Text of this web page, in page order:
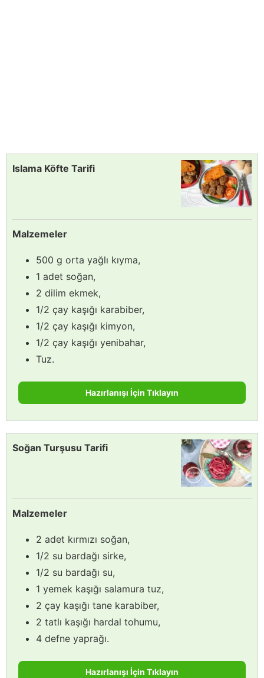
Islama Köfte Tarifi
Malzemeler
500 g orta yağlı kıyma,
1 adet soğan,
2 dilim ekmek,
1/2 çay kaşığı karabiber,
1/2 çay kaşığı kimyon,
1/2 çay kaşığı yenibahar,
Tuz.
Hazırlanışı İçin Tıklayın
Soğan Turşusu Tarifi
Malzemeler
2 adet kırmızı soğan,
1/2 su bardağı sirke,
1/2 su bardağı su,
1 yemek kaşığı salamura tuz,
2 çay kaşığı tane karabiber,
2 tatlı kaşığı hardal tohumu,
4 defne yaprağı.
Hazırlanışı İçin Tıklayın